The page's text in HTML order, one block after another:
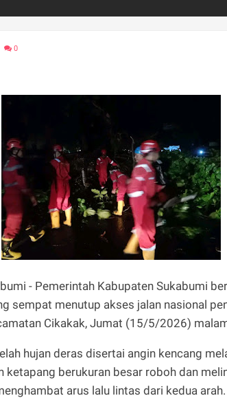
0
- Pemerintah Kabupaten Sukabumi
sempat menutup akses jalan nasional
Cikakak, Jumat (15/5/2026)
hujan deras disertai angin kencang
ketapang berukuran besar roboh dan
arus lalu lintas dari kedua arah.